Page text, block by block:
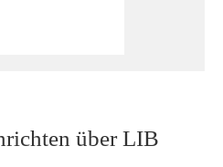
über LIB